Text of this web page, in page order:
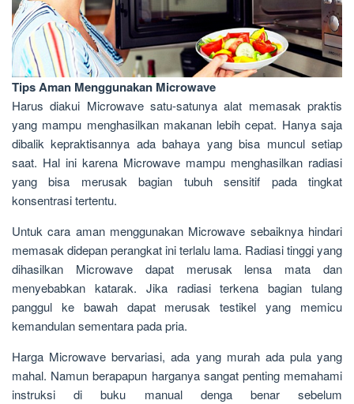
Tips Aman Menggunakan Microwave
Harus diakui Microwave satu-satunya alat memasak praktis
yang mampu menghasilkan makanan lebih cepat. Hanya saja
dibalik kepraktisannya ada bahaya yang bisa muncul setiap
saat. Hal ini karena Microwave mampu menghasilkan radiasi
yang bisa merusak bagian tubuh sensitif pada tingkat
konsentrasi tertentu.
Untuk cara aman menggunakan Microwave sebaiknya hindari
memasak didepan perangkat ini terlalu lama. Radiasi tinggi yang
dihasilkan Microwave dapat merusak lensa mata dan
menyebabkan katarak. Jika radiasi terkena bagian tulang
panggul ke bawah dapat merusak testikel yang memicu
kemandulan sementara pada pria.
Harga Microwave bervariasi, ada yang murah ada pula yang
mahal. Namun berapapun harganya sangat penting memahami
instruksi di buku manual denga benar sebelum